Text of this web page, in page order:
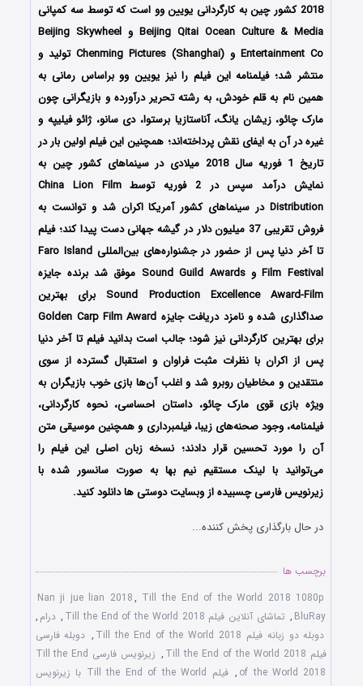
2018 کشور چین به کارگردانی یویین وو است که توسط سه کمپانی‌
Beijing Qitai Ocean Culture & Media و Beijing Skywheel
Entertainment Co و Chenming Pictures (Shanghai) تولید و
منتشر شد؛ فیلمنامه این فیلم را نیز یویین وو براساس رمانی به
همین نام به قلم خودش، به رشته تحریر درآورده و بازیگرانی چون
مارک چائو، زیشان یانگ، آناستازیا برستوا، دی سانو، ژائو فیلیپه و
غیره در آن به ایفای نقش پرداخته‌اند؛ همچنین این فیلم اولین بار در
تاریخ 1 فوریه سال 2018 میلادی در سینماهای کشور چین به
نمایش درآمد سپس در 2 فوریه توسط China Lion Film
Distribution در سینماهای کشور آمریکا اکران شد و توانست به
فروش تقریبی 37 میلیون دلار در گیشه جهانی دست پیدا کند؛ فیلم
تا آخر دنیا پس از حضور در جشنواره‌های بین‌المللی Faro Island
Film Festival و Sound Guild Awards موفق شد برنده جایزه
Sound Production Excellence Award-Film برای بهترین
صداگذاری شده و نامزد دریافت جایزه Golden Carp Film Award
برای بهترین کارگردانی نیز شود؛ جالب است بدانید فیلم تا آخر دنیا
پس از اکران با نظرات مثبت فراوان و استقبال گسترده از سوی
منتقدین و مخاطیان روبرو شد و اغلب آن‌ها بازی خوب بازیگران به
ویژه بازی قوی مارک چائو، داستان احساسی، نحوه کارگردانی،
فیلمنامه، وجود صحنه‌های زیبا، فیلمبرداری و همچنین موسیقی متن
آن را مورد تحسین قرار دادند؛ نسخه زبان اصلی این فیلم را
می‌توانید با لینک مستقیم نیم بها به صورت سانسور شده با
زیرنویس فارسی چسبیده از وبسایت دوستی ها دانلود کنید.
در حال بارگذاری پخش کننده...
برچسب ها
Nan ji jue lian 2018, Till the End of the World 2018 1080p
BluRay
, تماشای آنلاین فیلم Till the End of the World 2018 , درام ,
دوبله دو زبانه فیلم Till the End of the World 2018
, دوبله فارسی
فیلم Till the End of the World 2018
,
زیرنویس فارسی Till the End
of the World 2018
,
فیلم Till the End of the World با زیرنویس